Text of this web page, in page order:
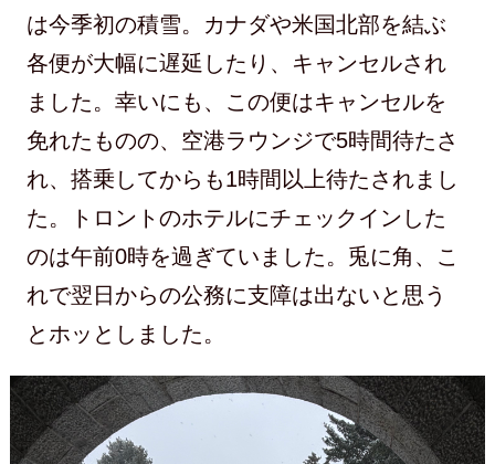
は今季初の積雪。カナダや米国北部を結ぶ
各便が大幅に遅延したり、キャンセルされ
ました。幸いにも、この便はキャンセルを
免れたものの、空港ラウンジで5時間待たさ
れ、搭乗してからも1時間以上待たされまし
た。トロントのホテルにチェックインした
のは午前0時を過ぎていました。兎に角、こ
れで翌日からの公務に支障は出ないと思う
とホッとしました。